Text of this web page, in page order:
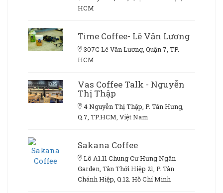
HCM
Time Coffee- Lê Văn Lương
307C Lê Văn Lương, Quận 7, TP.
HCM
Vas Coffee Talk - Nguyễn
Thị Thập
4 Nguyễn Thị Thập, P. Tân Hưng,
Q.7, TP.HCM, Việt Nam
Sakana Coffee
Lô A1.11 Chung Cư Hưng Ngân
Garden, Tân Thới Hiệp 21, P. Tân
Chánh Hiệp, Q.12. Hồ Chí Minh